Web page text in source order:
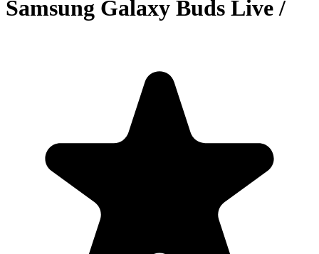
Samsung Galaxy Buds Live /